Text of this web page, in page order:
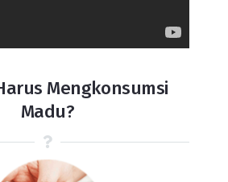
Mengkonsumsi
Madu?